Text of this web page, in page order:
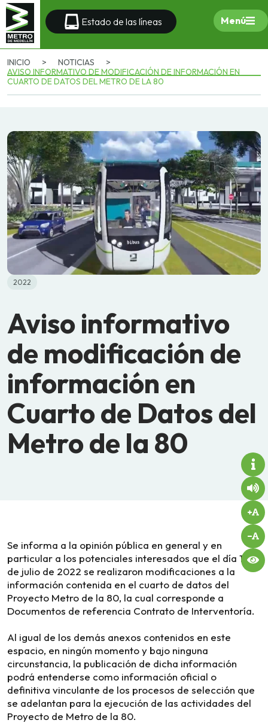
Estado de las líneas Menú
INICIO > NOTICIAS
>
AVISO INFORMATIVO DE MODIFICACIÓN DE INFORMACIÓN EN
CUARTO DE DATOS DEL METRO DE LA 80
2022
Aviso informativo
de modificación de
información en
Cuarto de Datos del
Metro de la 80
Se informa a la opinión pública en general y en
particular a los potenciales interesados que el día 16
de julio de 2022 se realizaron modificaciones a la
información contenida en el cuarto de datos del
Proyecto Metro de la 80, la cual corresponde a
Documentos de referencia Contrato de Interventoría.
Al igual de los demás anexos contenidos en este
espacio, en ningún momento y bajo ninguna
circunstancia, la publicación de dicha información
podrá entenderse como información oficial o
definitiva vinculante de los procesos de selección que
se adelantan para la ejecución de las actividades del
Proyecto de Metro de la 80.